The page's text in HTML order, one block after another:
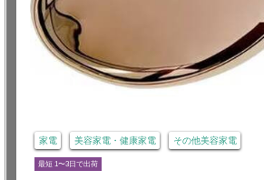
家電 美容家電・健康家電 その他美容家電
最短 1〜3日で出荷